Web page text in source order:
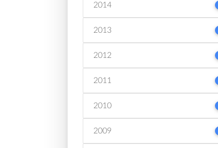
2014
2013
2012
2011
2010
2009